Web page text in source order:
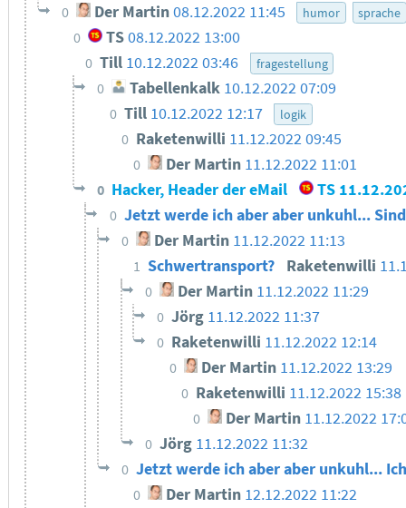
0 Der Martin 08.12.2022 11:45 humor sprache
0 TS08.12.2022 13:00
0 Till 10.12.2022 03:46 fragestellung
0 Tabellenkalk 10.12.2022 07:09
0 Till 10.12.2022 12:17 logik
0 Raketenwilli 11.12.2022 09:45
0 Der Martin 11.12.2022 11:01
0 Hacker, Header der eMail TS
0 Jetzt werde ich aber aber unkuhl...
0 Der Martin 11.12.2022 11:13
1 Schwertransport? Raketenwilli
0 Der Martin 11.12.2022 11:29
0 Jörg 11.12.2022 11:37
0 Raketenwilli 11.12.2022 12:14
0 Der Martin 11.12.2022 13:29
0 Raketenwilli 11.12.2022 15:38
0 Der Martin 11.12.2022
0 Jörg 11.12.2022 11:32
0 Jetzt werde ich aber aber unkuhl...
0 Der Martin 12.12.2022 11:22